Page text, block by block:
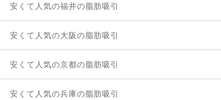
安くて人気の福井の脂肪吸引
安くて人気の大阪の脂肪吸引
安くて人気の京都の脂肪吸引
安くて人気の兵庫の脂肪吸引